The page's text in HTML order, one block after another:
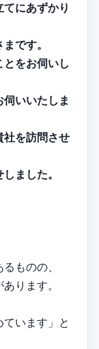
にあずかり
です。
をお伺いし
いいたしま
社を訪問させ
ました。
ものの、
ります。
います」と